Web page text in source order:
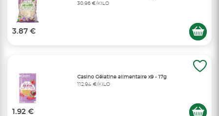
30,96 €/KILO
3.87 €
Casino Gélatine alimentaire x9 - 17g
112,94 €/KILO
1.92 €